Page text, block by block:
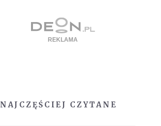
NAJCZĘŚCIEJ CZYTANE